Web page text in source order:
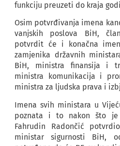
funkciju preuzeti do kraja
Osim potvrđivanja imena
vanjskih poslova BiH,
potvrdit će i konačna
zamjenika državnih
BiH, ministra finansija i
ministra komunikacija i
ministra za ljudska prava i
Imena svih ministara u
poznata i to nakon što
Fahrudin Radončić
ministar sigurnosti BiH,